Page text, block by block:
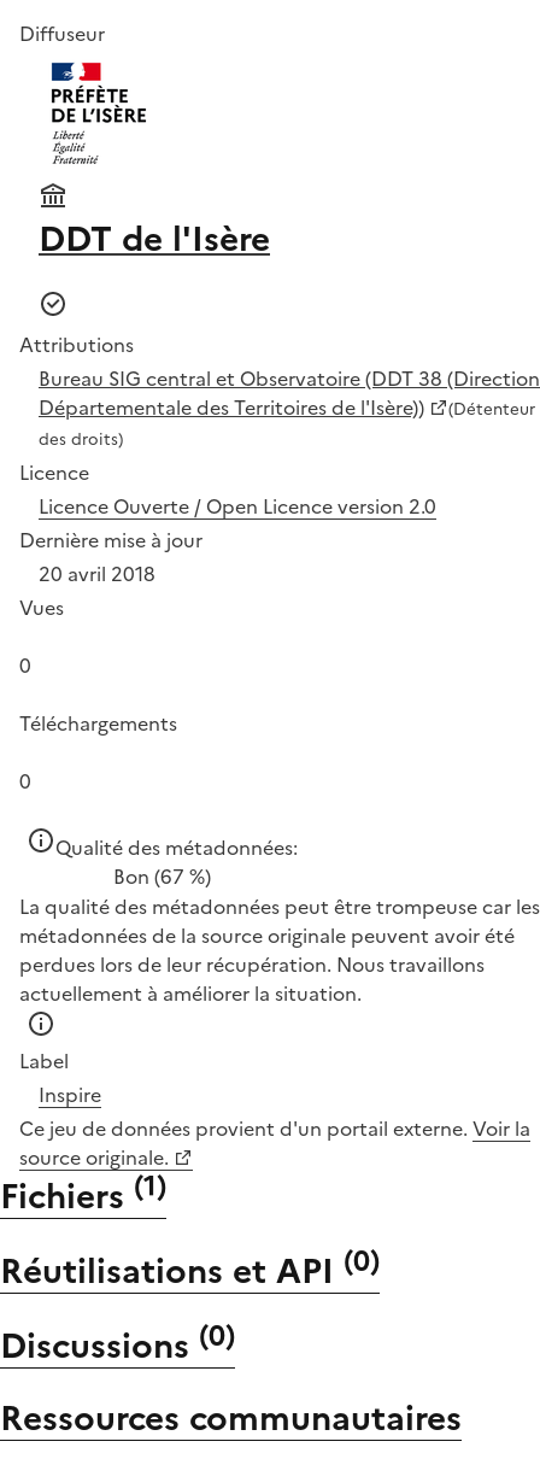
Diffuseur
DDT de l'Isère
Attributions
Bureau SIG central et Observatoire (DDT 38 (Direction
Départementale des Territoires de l'Isère))
(Détenteur
des droits)
Licence
Licence Ouverte / Open Licence version 2.0
Dernière mise à jour
20 avril 2018
Vues
0
Téléchargements
0
Qualité des métadonnées:
Bon (67 %)
La qualité des métadonnées peut être trompeuse car les
métadonnées de la source originale peuvent avoir été
perdues lors de leur récupération. Nous travaillons
actuellement à améliorer la situation.
Label
Inspire
Ce jeu de données provient d'un portail externe. Voir la
source originale.
Fichiers (1)
Réutilisations et API (0)
Discussions (0)
Ressources communautaires